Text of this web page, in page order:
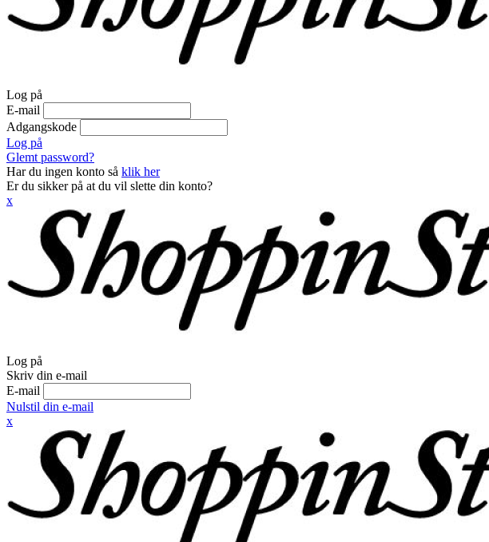
Log på
E-mail
Adgangskode
Log på
Glemt password?
Har du ingen konto så klik her
Er du sikker på at du vil slette din konto?
x
Log på
Skriv din e-mail
E-mail
Nulstil din e-mail
x